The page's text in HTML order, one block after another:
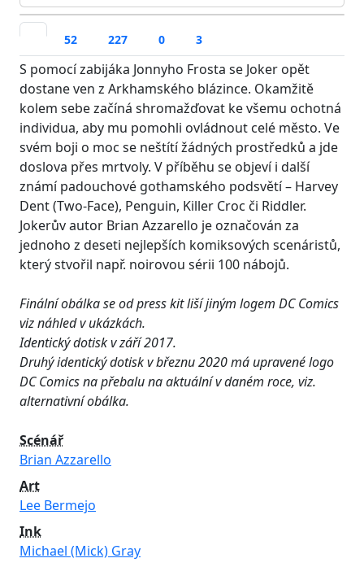
52 227 0 3
S pomocí zabijáka Jonnyho Frosta se Joker opět
dostane ven z Arkhamského blázince. Okamžitě
kolem sebe začíná shromažďovat ke všemu ochotná
individua, aby mu pomohli ovládnout celé město. Ve
svém boji o moc se neštítí žádných prostředků a jde
doslova přes mrtvoly. V příběhu se objeví i další
známí padouchové gothamského podsvětí – Harvey
Dent (Two-Face), Penguin, Killer Croc či Riddler.
Jokerův autor Brian Azzarello je označován za
jednoho z deseti nejlepších komiksových scenáristů,
který stvořil např. noirovou sérii 100 nábojů.
Finální obálka se od press kit liší jiným logem DC Comics
viz náhled v ukázkách.
Identický dotisk v září 2017.
Druhý identický dotisk v březnu 2020 má upravené logo
DC Comics na přebalu na aktuální v daném roce, viz.
alternativní obálka.
Scénář
Brian Azzarello
Art
Lee Bermejo
Ink
Michael (Mick) Gray